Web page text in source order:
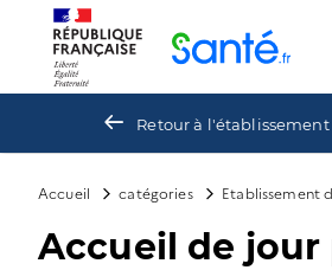
Retour à l'établissement
Accueil catégories Etablissement
Accueil de jour
Panneau de gestion des cookies